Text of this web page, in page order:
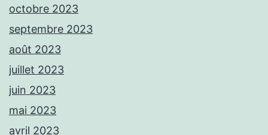
octobre 2023
septembre 2023
août 2023
juillet 2023
juin 2023
mai 2023
avril 2023